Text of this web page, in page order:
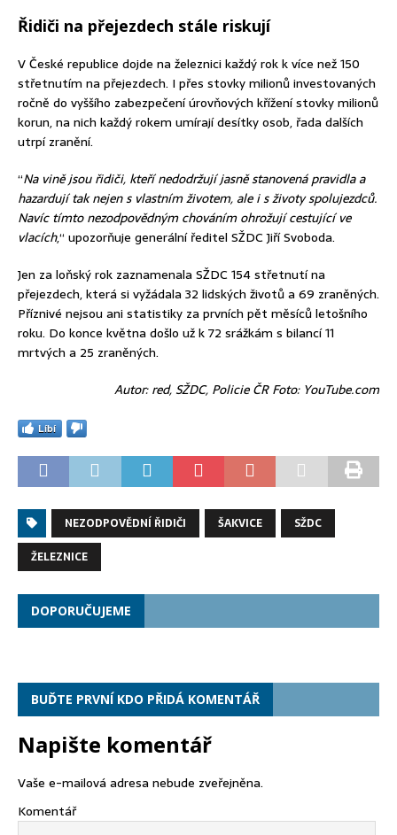
Řidiči na přejezdech stále riskují
V České republice dojde na železnici každý rok k více než 150
střetnutím na přejezdech. I přes stovky milionů investovaných
ročně do vyššího zabezpečení úrovňových křížení stovky milionů
korun, na nich každý rokem umírají desítky osob, řada dalších
utrpí zranění.
“Na vině jsou řidiči, kteří nedodržují jasně stanovená pravidla a
hazardují tak nejen s vlastním životem, ale i s životy spolujezdců.
Navíc tímto nezodpovědným chováním ohrožují cestující ve
vlacích,“ upozorňuje generální ředitel SŽDC Jiří Svoboda.
Jen za loňský rok zaznamenala SŽDC 154 střetnutí na
přejezdech, která si vyžádala 32 lidských životů a 69 zraněných.
Příznivé nejsou ani statistiky za prvních pět měsíců letošního
roku. Do konce května došlo už k 72 srážkám s bilancí 11
mrtvých a 25 zraněných.
Autor: red, SŽDC, Policie ČR Foto: YouTube.com
Líbí
NEZODPOVĚDNÍ ŘIDIČI ŠAKVICE
SŽDC
ŽELEZNICE
DOPORUČUJEME
BUĎTE PRVNÍ KDO PŘIDÁ KOMENTÁŘ
Napište komentář
Vaše e-mailová adresa nebude zveřejněna.
Komentář